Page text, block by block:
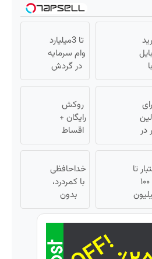
با
در ۴
و
تا 3میلیارد
وام سرمایه
در گردش
فروشندگان
فروشگاهت
رو ثبت کن
در
دکتر
روکش
رایگان +
اقساط
۱۲ ماهه
تا
۱۰۰
⚡
خداحافظی
با کمردرد،
بدون
قرص و
آمپول